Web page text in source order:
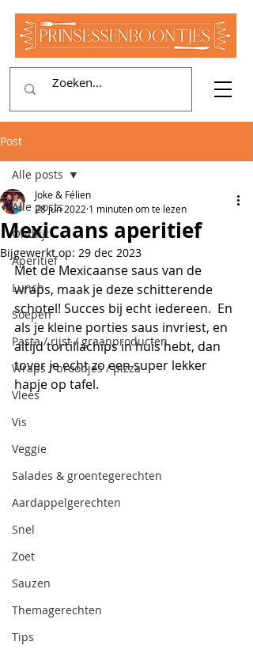
Post
Alle posts
Ontbijt
Aperitief
Lunch
Soepen
Pasta / rijst / graanproducten
Wraps / broodjes / pizza
Vlees
Vis
Veggie
Salades & groentegerechten
Aardappelgerechten
Snel
Zoet
Sauzen
Themagerechten
Tips
Alle posts
Mexicaans aperitief
Joke & Félien
28 jun 2022 1 minuten om te lezen
Bijgewerkt op: 29 dec 2023
Met de Mexicaanse saus van de
wraps, maak je deze schitterende
schotel! Succes bij echt iedereen.  En
als je kleine porties saus invriest, en
altijd tortillachips in huis hebt, dan
tover je echt zo een super lekker
hapje op tafel.